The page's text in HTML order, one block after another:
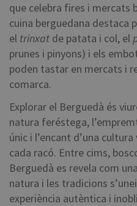
que celebra fires i mercats
cuina berguedana destaca
el trinxat de patata i col, el
prunes i pinyons) i els
poden tastar en mercats i
comarca.
Explorar el Berguedà és
natura feréstega,
únic i l’encant d’una
cada racó. Entre cims,
Berguedà es revela com
natura i les tradicions
experiència autèntica i